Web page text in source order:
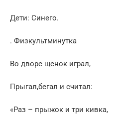
Дети: Синего.
. Физкультминутка
Во дворе щенок играл,
Прыгал,бегал и считал:
«Раз – прыжок и три кивка,